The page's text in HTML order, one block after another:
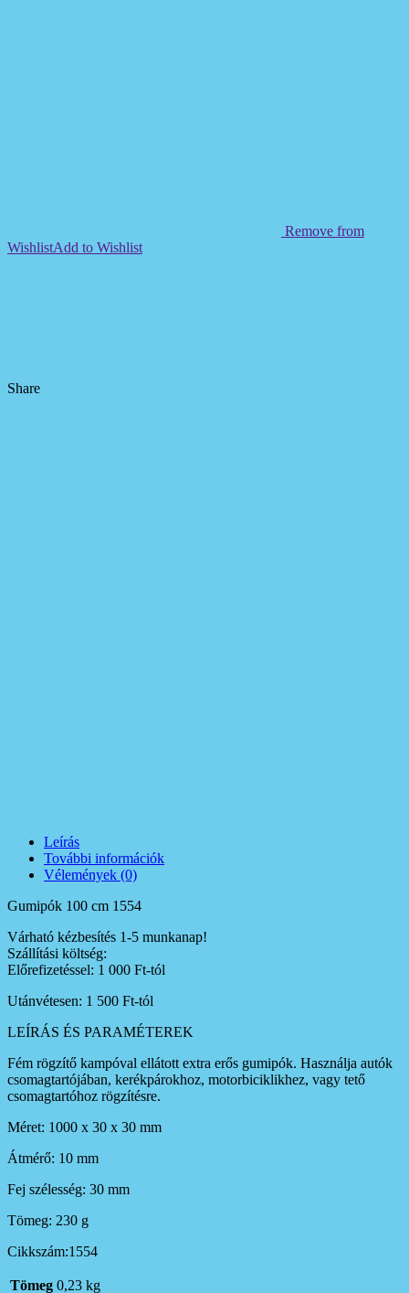
Remove from
WishlistAdd to Wishlist
Share
Leírás
További információk
Vélemények (0)
Gumipók 100 cm 1554
Várható kézbesítés 1-5 munkanap!
Szállítási költség:
Előrefizetéssel: 1 000 Ft-tól
Utánvétesen: 1 500 Ft-tól
LEÍRÁS ÉS PARAMÉTEREK
Fém rögzítő kampóval ellátott extra erős gumipók. Használja autók
csomagtartójában, kerékpárokhoz, motorbiciklikhez, vagy tető
csomagtartóhoz rögzítésre.
Méret: 1000 x 30 x 30 mm
Átmérő: 10 mm
Fej szélesség: 30 mm
Tömeg: 230 g
Cikkszám:1554
Tömeg 0,23 kg